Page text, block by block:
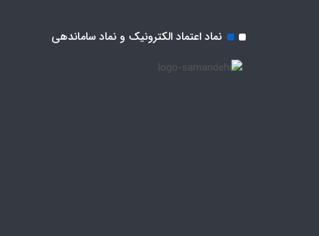
نماد اعتماد الکترونیک و نماد ساماندهی